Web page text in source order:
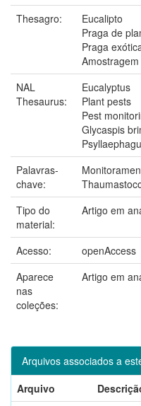
Thesagro:
Eucalipto
Praga de
Praga
Amostragem
NAL
Thesaurus:
Eucalyptus
Plant pests
Pest
Glycaspis
Palavras-
chave:
Tipo do
material:
Artigo em
Acesso:
openAccess
Aparece
nas
coleções:
Artigo em
Arquivos associados a
Arquivo